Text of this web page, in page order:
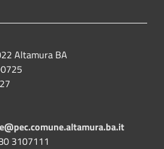
Altamura BA
3107111